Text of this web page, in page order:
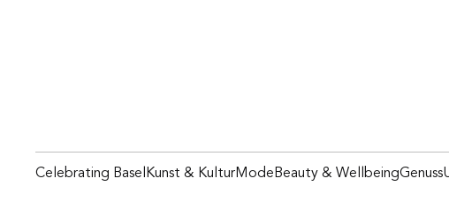
Celebrating BaselKunst & KulturModeBeauty & WellbeingGenuss